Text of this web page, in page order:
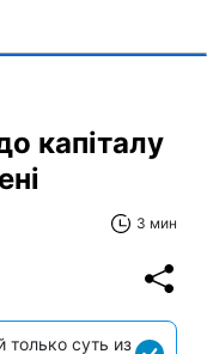
капіталу
3 мин
суть из